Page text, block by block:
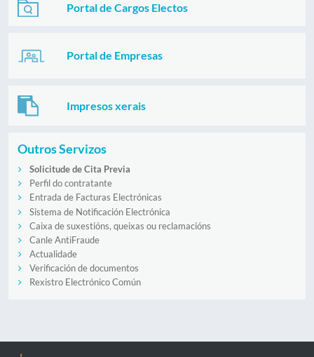
Portal de Cargos Electos
Portal de Empresas
Impresos xerais
Outros Servizos
Solicitude de Cita Previa
Perfil do contratante
Entrada de Facturas Electrónicas
Sistema de Notificación Electrónica
Caixa de suxestións, queixas ou reclamacións
Canle AntiFraude
Actualidade
Verificación de documentos
Rexistro Electrónico Común